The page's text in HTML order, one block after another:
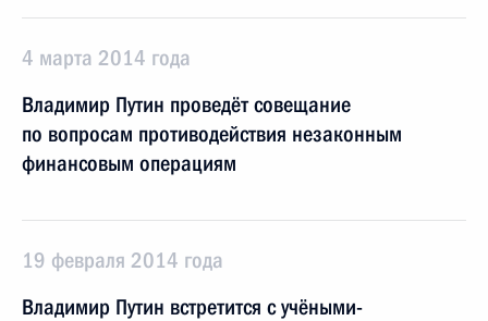
4 марта 2014 года
Владимир Путин проведёт совещание
по вопросам противодействия незаконным
финансовым операциям
19 февраля 2014 года
Владимир Путин встретится с учёными-